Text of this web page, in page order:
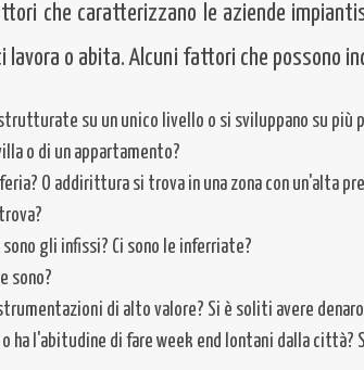
che caratterizzano le aziende
o abita. Alcuni fattori che possono
su un unico livello o si sviluppano su più
o di un appartamento?
O addirittura si trova in una zona con un'alta
gli infissi? Ci sono le inferriate?
sono?
di alto valore? Si è soliti avere
ha l'abitudine di fare week end lontani dalla città?